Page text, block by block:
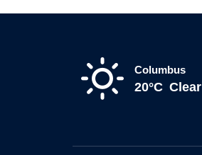
Columbus
20°C Clear